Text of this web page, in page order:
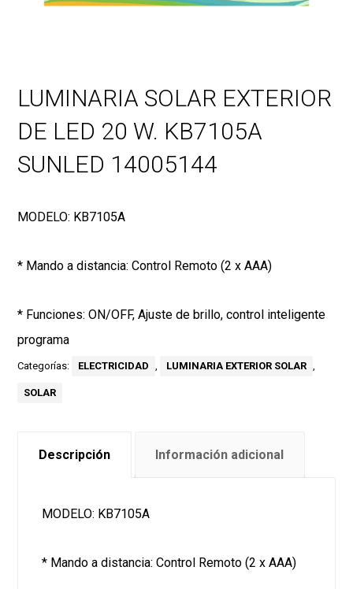
LUMINARIA SOLAR EXTERIOR
DE LED 20 W. KB7105A
SUNLED 14005144
MODELO: KB7105A
* Mando a distancia: Control Remoto (2 x AAA)
* Funciones: ON/OFF, Ajuste de brillo, control inteligente
programa
Categorías: ELECTRICIDAD , LUMINARIA EXTERIOR SOLAR ,
SOLAR
Descripción Información adicional
MODELO: KB7105A
* Mando a distancia: Control Remoto (2 x AAA)